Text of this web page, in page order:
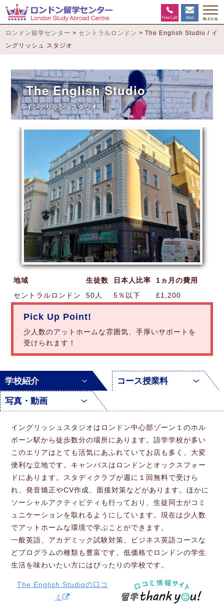
ロンドン留学センター > セントラルロンドン >The English Studio / イ
ングリッシュ スタジオ
The English Studio
イングリッシュスタジオ
地域 生徒数 日本人比率
1ヵ月の費用
セントラルロンドン
50人 5％以下 £1,200
Pick Up Point!
少人数のアットホームな雰囲気、手厚いサポートを
受けられます！
学校紹介
コース授業料
写真・動画
イングリッシュスタジオはロンドン中心部ゾーン１のホル
ボーン駅から徒歩数分の場所にあります。語学学校が多い
このエリアはとても活気にあふれていてお店も多く、大変
便利な立地です。キャンパスはロンドンとオックスフォー
ドにあります。スタディクラブが週に１回無料で受けら
れ、発音矯正やCV作成、面接対策などがあります。ほかに
ソーシャルアクティビティも行っており、生徒同士がコミ
ュニケーションを取れるようにしています。現在は少人数
でアットホームな環境で学ぶことができます。
一般英語、アカデミック試験対策、ビジネス英語コースな
どプログラムの種類も豊富です。低価格でロンドンの学生
生活を味わいたい方にはぴったりの学校です。
The English Studioの口コ
ミ